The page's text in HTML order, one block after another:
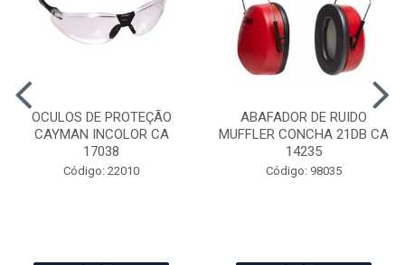
OCULOS DE PROTEÇÃO
CAYMAN INCOLOR CA
17038
Código: 22010
ABAFADOR DE RUIDO
MUFFLER CONCHA 21DB CA
14235
Código: 98035